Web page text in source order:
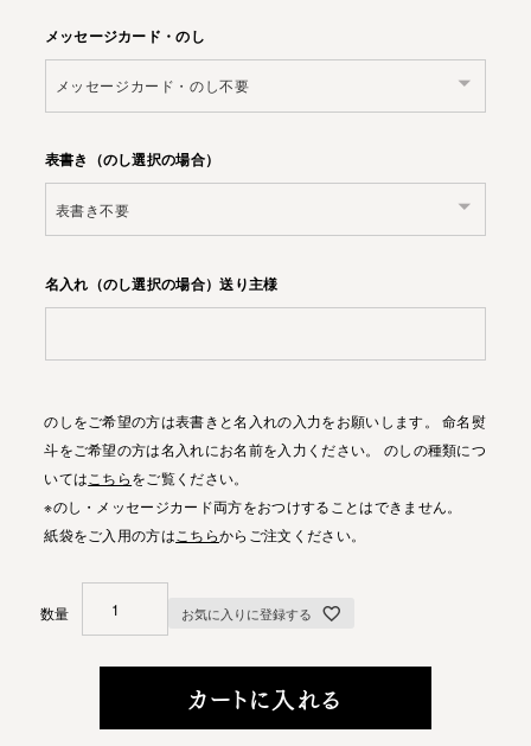
メッセージカード・のし
表書き（のし選択の場合）
名入れ（のし選択の場合）送り主様
のしをご希望の方は表書きと名入れの入力をお願いします。 命名熨
斗をご希望の方は名入れにお名前を入力ください。 のしの種類につ
いては こちらをご覧ください。
※のし・メッセージカード両方をおつけすることはできません。
紙袋をご入用の方は こちらからご注文ください。
お気に入りに登録する
カートに入れる